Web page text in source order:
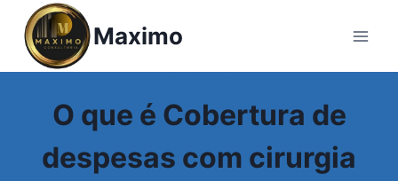
Pular
para
Maximo
O que é Cobertura de
despesas com cirurgia